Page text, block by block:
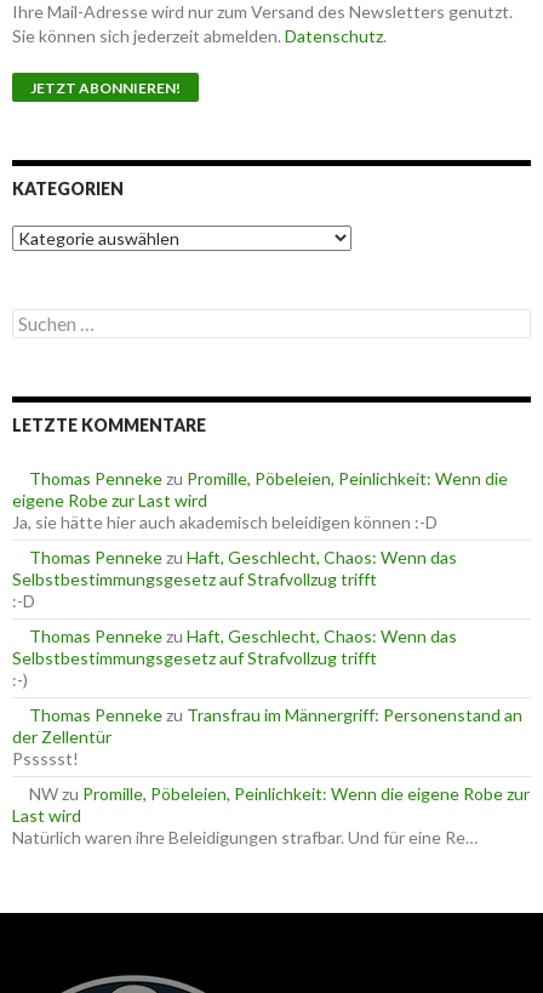
Ihre Mail-Adresse wird nur zum Versand des Newsletters genutzt.
Sie können sich jederzeit abmelden. Datenschutz.
KATEGORIEN
K
a
g
o
n
S
u
e
n
c
h
:
LETZTE KOMMENTARE
Thomas Pennekezu Promille, Pöbeleien, Peinlichkeit: Wenn die
eigene Robe zur Last wird
Ja, sie hätte hier auch akademisch beleidigen können :-D
Thomas Pennekezu Haft, Geschlecht, Chaos: Wenn das
Selbstbestimmungsgesetz auf Strafvollzug trifft
:-D
Thomas Pennekezu Haft, Geschlecht, Chaos: Wenn das
Selbstbestimmungsgesetz auf Strafvollzug trifft
:-)
Thomas Pennekezu Transfrau im Männergriff: Personenstand an
der Zellentür
Pssssst!
NWzu Promille, Pöbeleien, Peinlichkeit: Wenn die eigene Robe zur
Last wird
Natürlich waren ihre Beleidigungen strafbar. Und für eine Re…